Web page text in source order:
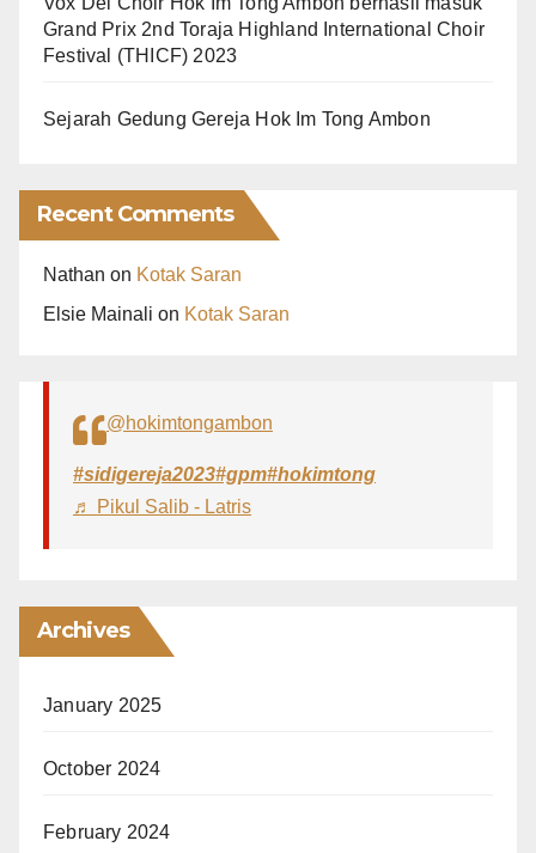
Grand Prix 2nd Toraja Highland International Choir
Festival (THICF) 2023
Sejarah Gedung Gereja Hok Im Tong Ambon
Recent Comments
Nathan on Kotak Saran
Elsie Mainali on Kotak Saran
@hokimtongambon
#sidigereja2023#gpm#hokimtong
♬ Pikul Salib - Latris
Archives
January 2025
October 2024
February 2024